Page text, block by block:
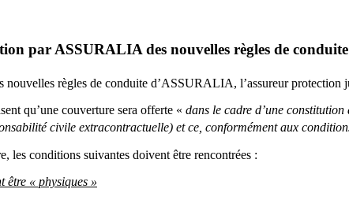
par ASSURALIA des nouvelles règles de
nouvelles règles de conduite d’ASSURALIA, l’assureur protection
qu’une couverture sera offerte « dans le cadre d’une
civile extracontractuelle) et ce, conformément aux
les conditions suivantes doivent être rencontrées :
être « physiques »